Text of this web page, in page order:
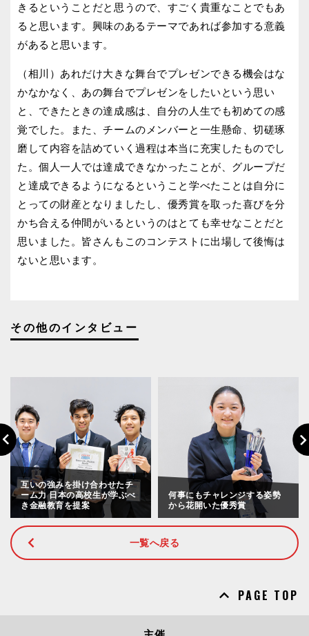
きるということだと思うので、すごく貴重なことでもあ
ると思います。興味のあるテーマであれば参加する意義
があると思います。
（相川）あれだけ大きな舞台でプレゼンできる機会はな
かなかなく、あの舞台でプレゼンをしたいという思い
と、できたときの達成感は、自分の人生でも初めての感
覚でした。また、チームのメンバーと一生懸命、切磋琢
磨して内容を詰めていく過程は本当に充実したものでし
た。個人一人では達成できなかったことが、グループだ
と達成できるようになるということ学べたことは自分に
とっての財産となりましたし、優秀賞を取った喜びを分
かち合える仲間がいるというのはとても幸せなことだと
思いました。皆さんもこのコンテストに出場して後悔は
ないと思います。
その他のインタビュー
Previous
互いの強みを掛け合わせたチ
ーム力 日本の高校生が学ぶべ
き金融教育を提案
何事にもチャレンジする姿勢
から花開いた優秀賞
一覧へ戻る
PAGE TOP